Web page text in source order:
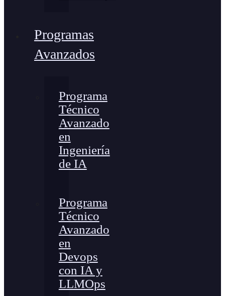
Programas
Avanzados
Programa
Técnico
Avanzado
en
Ingeniería
de IA
Programa
Técnico
Avanzado
en
Devops
con IA y
LLMOps